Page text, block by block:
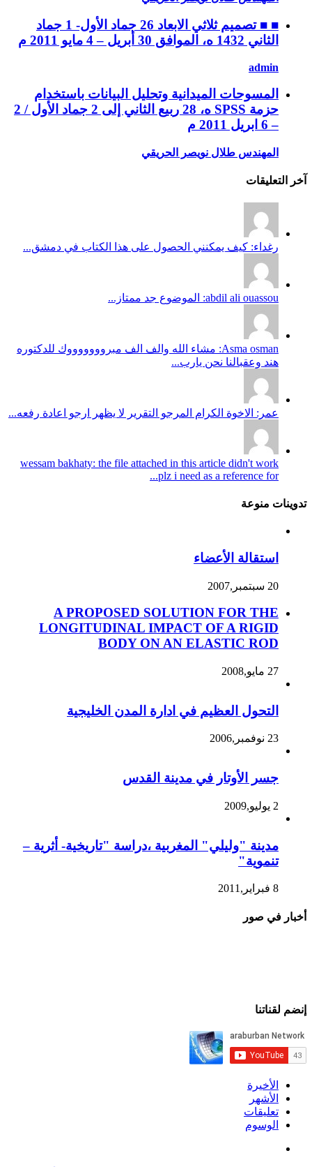
■ ■ تصميم ثلاثي الابعاد 26 جماد الأول- 1 جماد
الثاني 1432 ه، الموافق 30 أبريل – 4 مايو 2011 م
admin
المسوحات الميدانية وتحليل البيانات باستخدام
حزمة SPSS ه، 28 ربيع الثاني إلى 2 جماد الأول / 2
– 6 ابريل 2011 م
المهندس طلال نويصر الحريقي
آخر التعليقات
رغداء: كيف يمكنني الحصول على هذا الكتاب في دمشق...
abdil ali ouassou: الموضوع جد ممتاز...
Asma osman: مشاء الله والف الف مبروووووووك للدكتوره
هند وعقبالنا نحن يارب...
عمر: الاخوة الكرام المرجو التقرير لا يظهر ارجو اعادة رفعه...
wessam bakhaty: the file attached in this article didn't work
plz i need as a reference for...
تدوينات منوعة
استقالة الأعضاء
20 سبتمبر,2007
A PROPOSED SOLUTION FOR THE
LONGITUDINAL IMPACT OF A RIGID
BODY ON AN ELASTIC ROD
27 مايو,2008
التحول العظيم في ادارة المدن الخليجية
23 نوفمبر,2006
جسر الأوتار في مدينة القدس
2 يوليو,2009
مدينة "وليلي" المغربية ،دراسة "تاريخية- أثرية –
تنموية"
8 فبراير,2011
أخبار في صور
إنضم لقناتنا
الأخيرة
الأشهر
تعليقات
الوسوم